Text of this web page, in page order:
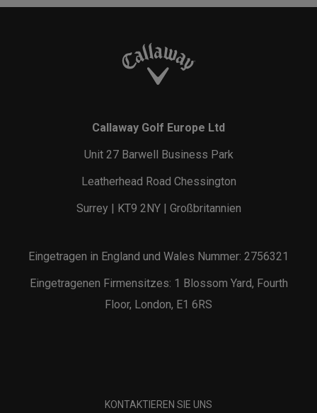
Callaway Golf Europe Ltd
Unit 27 Barwell Business Park
Leatherhead Road Chessington
Surrey | KT9 2NY | Großbritannien
Eingetragen in England und Wales Nummer: 2756321
Eingetragenen Firmensitzes: 1 Blossom Yard, Fourth
Floor, London, E1 6RS
KONTAKTIEREN SIE UNS